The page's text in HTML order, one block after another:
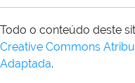
Todo o conteúdo deste
Creative Commons
Adaptada.